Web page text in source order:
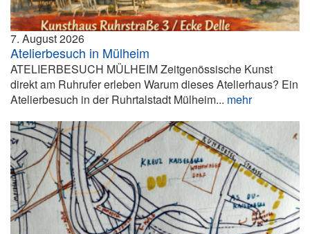
7. August 2026
Atelierbesuch in Mülheim
ATELIERBESUCH MÜLHEIM Zeitgenössische Kunst
direkt am Ruhrufer erleben Warum dieses Atelierhaus? Ein
Atelierbesuch in der Ruhrtalstadt Mülheim... mehr